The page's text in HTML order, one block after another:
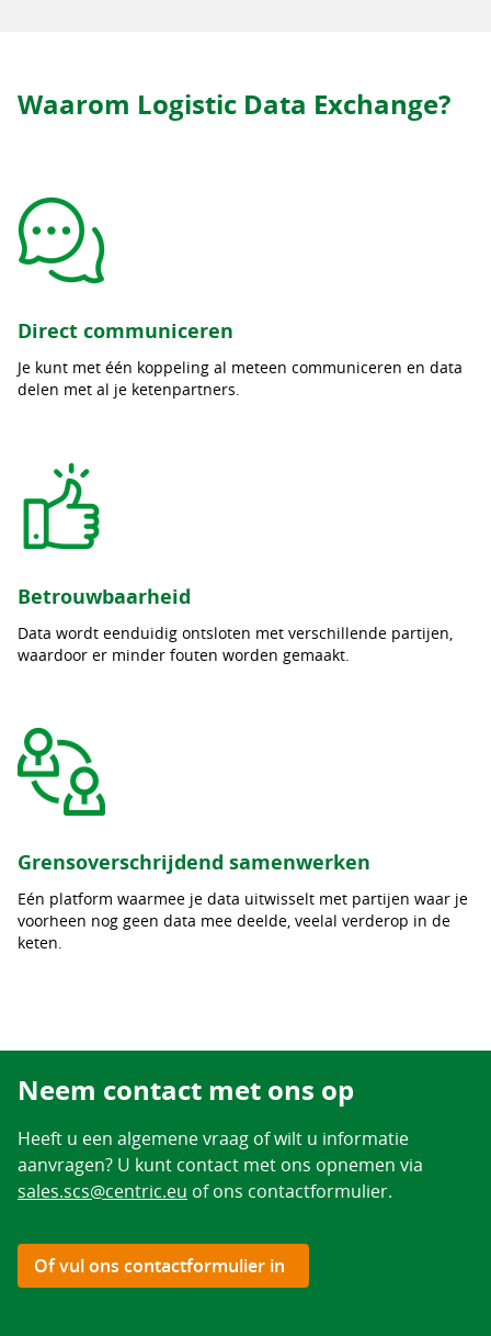
Waarom Logistic Data Exchange?
Direct communiceren
Je kunt met één koppeling al meteen communiceren en data
delen met al je ketenpartners.
Betrouwbaarheid
Data wordt eenduidig ontsloten met verschillende partijen,
waardoor er minder fouten worden gemaakt.
Grensoverschrijdend samenwerken
Eén platform waarmee je data uitwisselt met partijen waar je
voorheen nog geen data mee deelde, veelal verderop in de
keten.
Neem contact met ons op
Heeft u een algemene vraag of wilt u informatie
aanvragen? U kunt contact met ons opnemen via
sales.scs@centric.eu of ons contactformulier.
Of vul ons contactformulier in